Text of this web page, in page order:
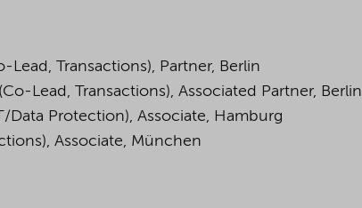
Lead, Transactions), Partner, Berlin
(Co-Lead, Transactions), Associated Partner, Berlin
Data Protection), Associate, Hamburg
Associate, München